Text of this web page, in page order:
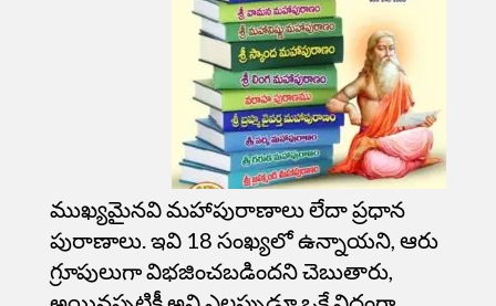
ముఖ్యమైనవి మహాపురాణాలు లేదా ప్రధాన
పురాణాలు. ఇవి 18 సంఖ్యలో ఉన్నాయని, ఆరు
గ్రూపులుగా విభజించబడిందని చెబుతారు,